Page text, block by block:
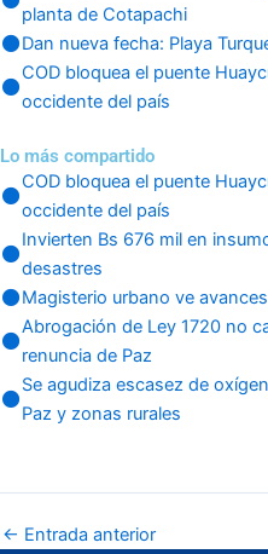
planta de Cotapachi
Dan nueva fecha: Playa
COD bloquea el puente
occidente del país
Lo más compartido
COD bloquea el puente
occidente del país
Invierten Bs 676 mil en
desastres
Magisterio urbano ve
Abrogación de Ley 1720 no
renuncia de Paz
Se agudiza escasez de
Paz y zonas rurales
← Entrada anterior